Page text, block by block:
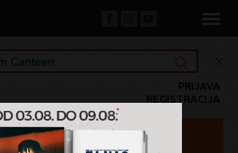
REGISTRACIJA
PRIJAVA